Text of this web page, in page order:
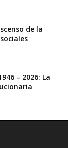
de la
– 2026: La